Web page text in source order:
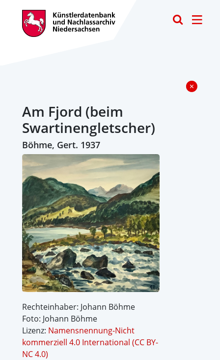
Am Fjord (beim
Swartinengletscher)
Böhme, Gert. 1937
Rechteinhaber: Johann Böhme
Foto: Johann Böhme
Lizenz: Namensnennung-Nicht
kommerziell 4.0 International (CC BY-
NC 4.0)